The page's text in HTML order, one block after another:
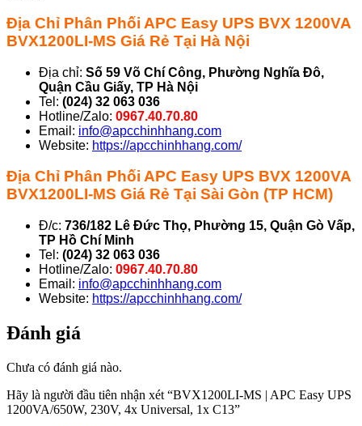
Địa Chỉ Phân Phối APC Easy UPS BVX 1200VA
BVX1200LI-MS Giá Rẻ Tại Hà Nội
Địa chỉ: Số 59 Võ Chí Công, Phường Nghĩa Đô,
Quận Cầu Giấy, TP Hà Nội
Tel: (024) 32 063 036
Hotline/Zalo: 0967.40.70.80
Email: info@apcchinhhang.com
Website: https://apcchinhhang.com/
Địa Chỉ Phân Phối APC Easy UPS BVX 1200VA
BVX1200LI-MS Giá Rẻ Tại Sài Gòn (TP HCM)
Đ/c: 736/182 Lê Đức Thọ, Phường 15, Quận Gò Vấp,
TP Hồ Chí Minh
Tel: (024) 32 063 036
Hotline/Zalo: 0967.40.70.80
Email: info@apcchinhhang.com
Website: https://apcchinhhang.com/
Đánh giá
Chưa có đánh giá nào.
Hãy là người đầu tiên nhận xét “BVX1200LI-MS | APC Easy UPS
1200VA/650W, 230V, 4x Universal, 1x C13”